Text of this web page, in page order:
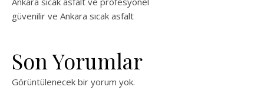
güvenilir ve Ankara sıcak asfalt
Son Yorumlar
Görüntülenecek bir yorum yok.